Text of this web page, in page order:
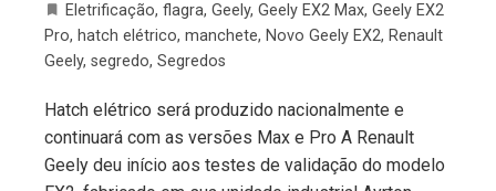
Eletrificação, flagra, Geely, Geely EX2 Max, Geely EX2
Pro, hatch elétrico, manchete, Novo Geely EX2, Renault
Geely, segredo, Segredos
Hatch elétrico será produzido nacionalmente e
continuará com as versões Max e Pro A Renault
Geely deu início aos testes de validação do modelo